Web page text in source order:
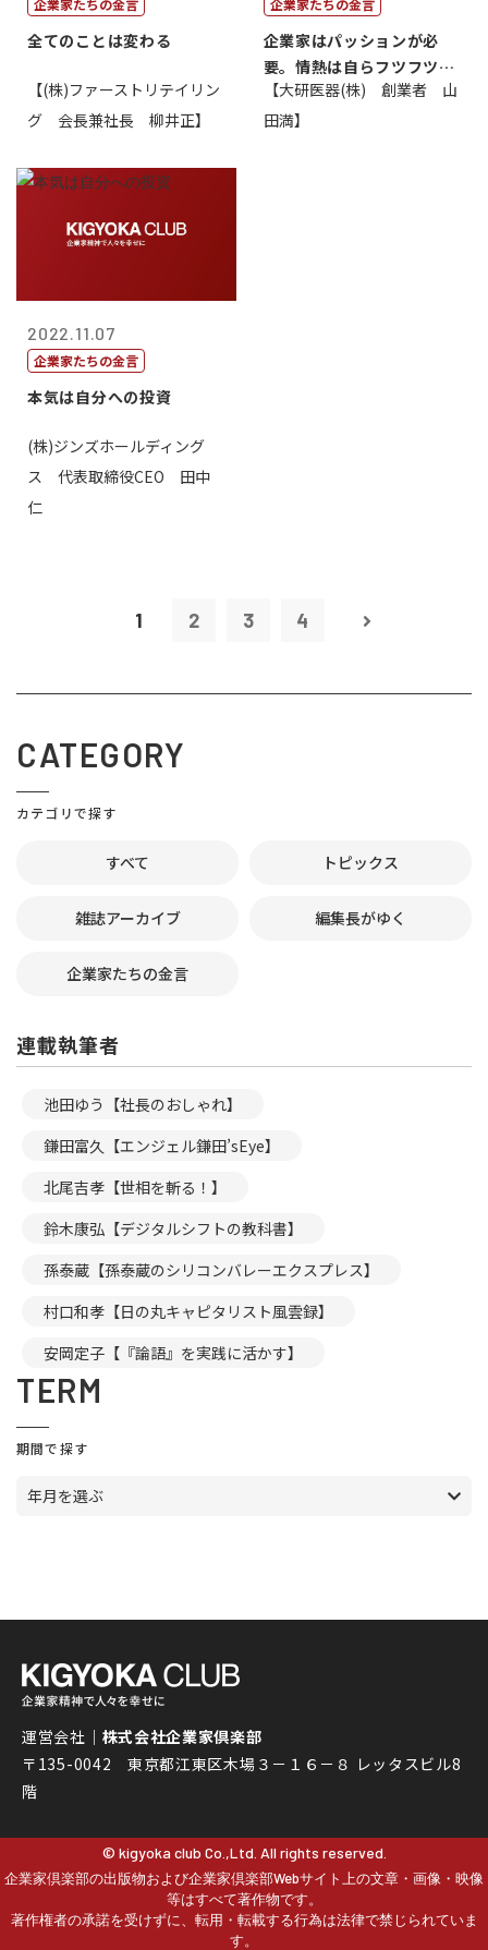
企業家たちの金言
全てのことは変わる
【(株)ファーストリテイリン
グ 会長兼社長 柳井正】
企業家たちの金言
企業家はパッションが必
要。情熱は自らフツフツと
湧いてくるもの...
【大研医器(株) 創業者 山
田満】
2022.11.07
企業家たちの金言
本気は自分への投資
(株)ジンズホールディング
ス 代表取締役CEO 田中
仁
1 2 3 4
CATEGORY
カテゴリで探す
すべて トピックス
雑誌アーカイブ 編集長がゆく
企業家たちの金言
連載執筆者
池田ゆう【社長のおしゃれ】
鎌田富久【エンジェル鎌田’sEye】
北尾吉孝【世相を斬る！】
鈴木康弘【デジタルシフトの教科書】
孫泰蔵【孫泰蔵のシリコンバレーエクスプレス】
村口和孝【日の丸キャピタリスト風雲録】
安岡定子【『論語』を実践に活かす】
TERM
期間で探す
年月を選ぶ
運営会社｜ 株式会社企業家倶楽部
〒135-0042 東京都江東区木場３－１６－８ レッタスビル8
階
© kigyoka club Co.,Ltd. All rights reserved.
企業家倶楽部の出版物および企業家倶楽部Webサイト上の文章・画像・映像
等はすべて著作物です。
著作権者の承諾を受けずに、転用・転載する行為は法律で禁じられていま
す。